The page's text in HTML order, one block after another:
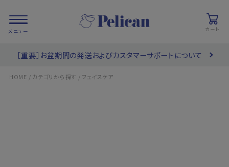
カート
［重要］お盆期間の発送およびカスタマーサポートについて
HOME / カテゴリから探す / フェイスケア